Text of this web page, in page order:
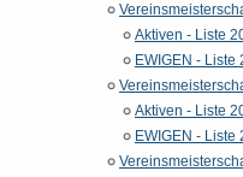
Aktiven - Liste
EWIGEN - Liste
Aktiven - Liste
EWIGEN - Liste